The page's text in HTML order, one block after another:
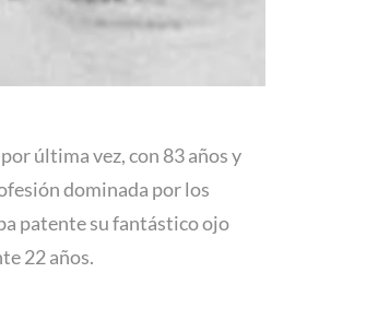
por última vez, con 83 años y
dominada por los
patente su fantástico ojo
22 años.